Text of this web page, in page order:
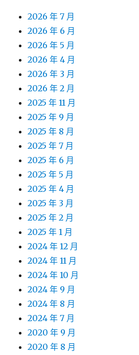
2026 年 7 月
2026 年 6 月
2026 年 5 月
2026 年 4 月
2026 年 3 月
2026 年 2 月
2025 年 11 月
2025 年 9 月
2025 年 8 月
2025 年 7 月
2025 年 6 月
2025 年 5 月
2025 年 4 月
2025 年 3 月
2025 年 2 月
2025 年 1 月
2024 年 12 月
2024 年 11 月
2024 年 10 月
2024 年 9 月
2024 年 8 月
2024 年 7 月
2020 年 9 月
2020 年 8 月